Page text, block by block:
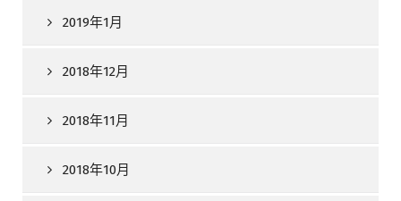
2019年1月
2018年12月
2018年11月
2018年10月